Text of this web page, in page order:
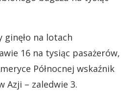
ginęło na lotach
16 na tysiąc pasażerów,
Północnej wskaźnik
Azji – zaledwie 3.